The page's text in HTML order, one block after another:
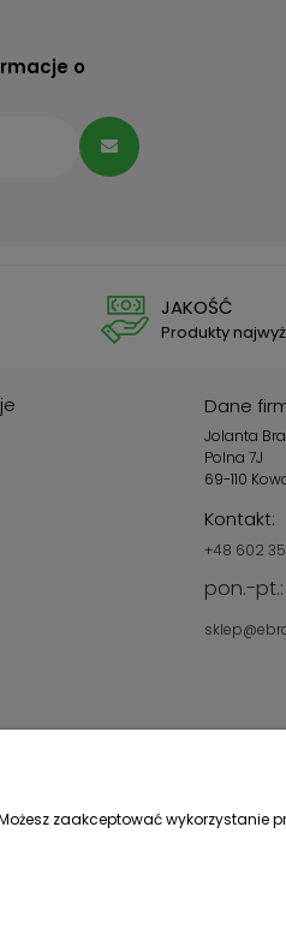
o
JAKOŚĆ
Produkty
Dane
Jolanta
Polna 7J
69-110
Kontakt:
+48 602
pon.-pt.:
zaakceptować wykorzystanie